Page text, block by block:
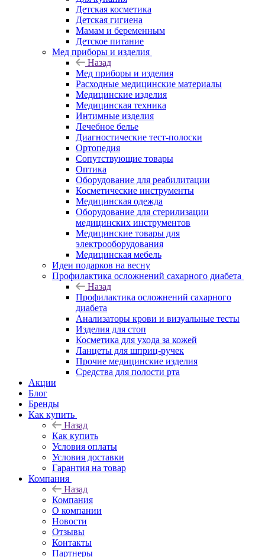
Детская косметика
Детская гигиена
Мамам и беременным
Детское питание
Мед приборы и изделия
Назад
Мед приборы и изделия
Расходные медицинские материалы
Медицинские изделия
Медицинская техника
Интимные изделия
Лечебное белье
Диагностические тест-полоски
Ортопедия
Сопутствующие товары
Оптика
Оборудование для реабилитации
Косметические инструменты
Медицинская одежда
Оборудование для стерилизации
медицинских инструментов
Медицинские товары для
электрооборудования
Медицинская мебель
Идеи подарков на весну
Профилактика осложнений сахарного диабета
Назад
Профилактика осложнений сахарного
диабета
Анализаторы крови и визуальные тесты
Изделия для стоп
Косметика для ухода за кожей
Ланцеты для шприц-ручек
Прочие медицинские изделия
Средства для полости рта
Акции
Блог
Бренды
Как купить
Назад
Как купить
Условия оплаты
Условия доставки
Гарантия на товар
Компания
Назад
Компания
О компании
Новости
Отзывы
Контакты
Партнеры